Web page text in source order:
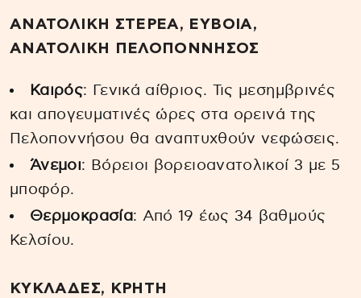
ΑΝΑΤΟΛΙΚΗ ΣΤΕΡΕΑ, ΕΥΒΟΙΑ,
ΑΝΑΤΟΛΙΚΗ ΠΕΛΟΠΟΝΝΗΣΟΣ
Καιρός: Γενικά αίθριος. Τις μεσημβρινές
και απογευματινές ώρες στα ορεινά της
Πελοποννήσου θα αναπτυχθούν νεφώσεις.
Άνεμοι: Βόρειοι βορειοανατολικοί 3 με 5
μποφόρ.
Θερμοκρασία: Από 19 έως 34 βαθμούς
Κελσίου.
ΚΥΚΛΑΔΕΣ, ΚΡΗΤΗ